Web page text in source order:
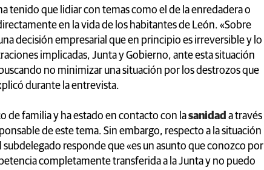
tenido que lidiar con temas como el de la enredadera o
en la vida de los habitantes de León. «Sobre
decisión empresarial que en principio es irreversible y lo
implicadas, Junta y Gobierno, ante esta situación
no minimizar una situación por los destrozos que
durante la entrevista.
de familia y ha estado en contacto con lasanidad a través
de este tema. Sin embargo, respecto a la situación
subdelegado responde que «es un asunto que conozco por
completamente transferida a la Junta y no puedo